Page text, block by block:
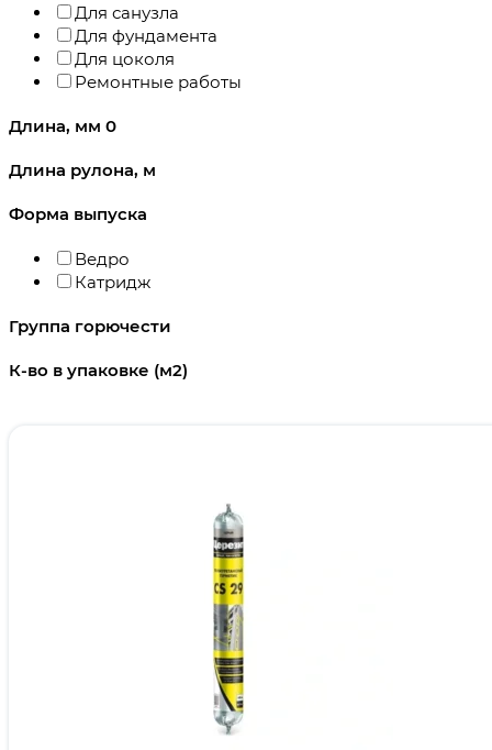
Для санузла
Для фундамента
Для цоколя
Ремонтные работы
Длина, мм 0
Длина рулона, м
Форма выпуска
Ведро
Катридж
Группа горючести
К-во в упаковке (м2)